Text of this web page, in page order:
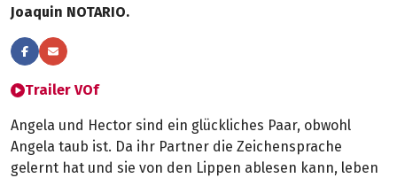
Joaquin NOTARIO.
Trailer VOf
Angela und Hector sind ein glückliches Paar, obwohl
Angela taub ist. Da ihr Partner die Zeichensprache
gelernt hat und sie von den Lippen ablesen kann, leben